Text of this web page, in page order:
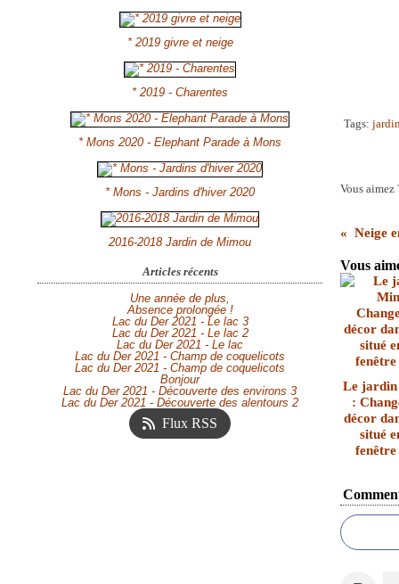
* 2019 givre et neige
* 2019 - Charentes
* Mons 2020 - Elephant Parade à Mons
* Mons - Jardins d'hiver 2020
2016-2018 Jardin de Mimou
Articles récents
Une année de plus,
Absence prolongée !
Lac du Der 2021 - Le lac 3
Lac du Der 2021 - Le lac 2
Lac du Der 2021 - Le lac
Lac du Der 2021 - Champ de coquelicots
Lac du Der 2021 - Champ de coquelicots
Bonjour
Lac du Der 2021 - Découverte des environs 3
Lac du Der 2021 - Découverte des alentours 2
Flux RSS
Tags:
Vous aimez
Neige
Vous
Le
:
décor
situé